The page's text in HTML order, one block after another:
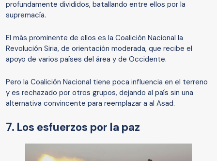
profundamente divididos, batallando entre ellos por la
supremacía.
El más prominente de ellos es la Coalición Nacional la
Revolución Siria, de orientación moderada, que recibe el
apoyo de varios países del área y de Occidente.
Pero la Coalición Nacional tiene poca influencia en el terreno
y es rechazado por otros grupos, dejando al país sin una
alternativa convincente para reemplazar a al Asad.
7. Los esfuerzos por la paz